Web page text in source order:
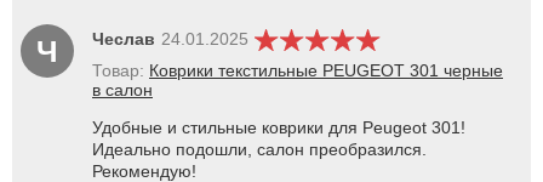
Ч Чеслав 24.01.2025
Товар: Коврики текстильные PEUGEOT 301 черные
в салон
Удобные и стильные коврики для Peugeot 301!
Идеально подошли, салон преобразился.
Рекомендую!